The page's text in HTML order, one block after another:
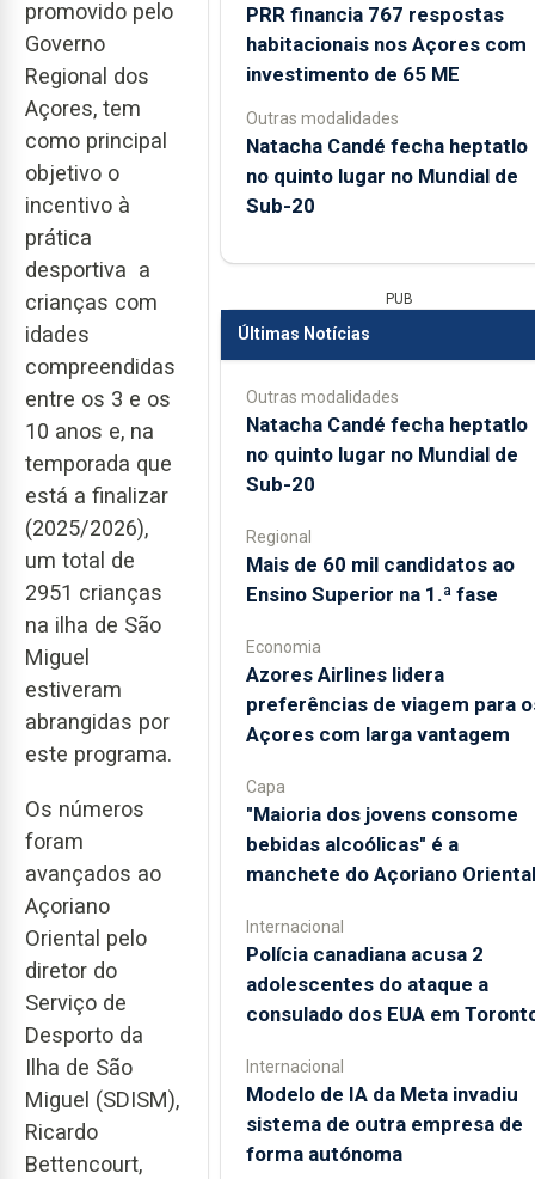
promovido pelo
Governo
Regional dos
Açores, tem
como principal
objetivo o
incentivo à
prática
desportiva a
crianças com
idades
compreendidas
entre os 3 e os
10 anos e, na
temporada que
está a finalizar
(2025/2026),
um total de
2951 crianças
na ilha de São
Miguel
estiveram
abrangidas por
este programa.
Os números
foram
avançados ao
Açoriano
Oriental pelo
diretor do
Serviço de
Desporto da
Ilha de São
Miguel (SDISM),
Ricardo
Bettencourt,
PRR financia 767 respostas
habitacionais nos Açores com
investimento de 65 ME
Outras modalidades
Natacha Candé fecha heptatlo
no quinto lugar no Mundial de
Sub-20
PUB
Últimas Notícias
Outras modalidades
Natacha Candé fecha heptatlo
no quinto lugar no Mundial de
Sub-20
Regional
Mais de 60 mil candidatos ao
Ensino Superior na 1.ª fase
Economia
Azores Airlines lidera
preferências de viagem para
Açores com larga vantagem
Capa
"Maioria dos jovens consome
bebidas alcoólicas" é a
manchete do Açoriano Oriental
Internacional
Polícia canadiana acusa 2
adolescentes do ataque a
consulado dos EUA em
Internacional
Modelo de IA da Meta invadiu
sistema de outra empresa de
forma autónoma